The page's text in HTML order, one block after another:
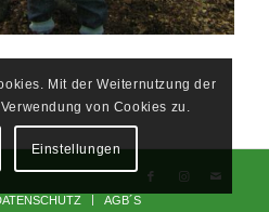
AGB´S
Mit der Weiternutzung der
von Cookies zu.
Einstellungen